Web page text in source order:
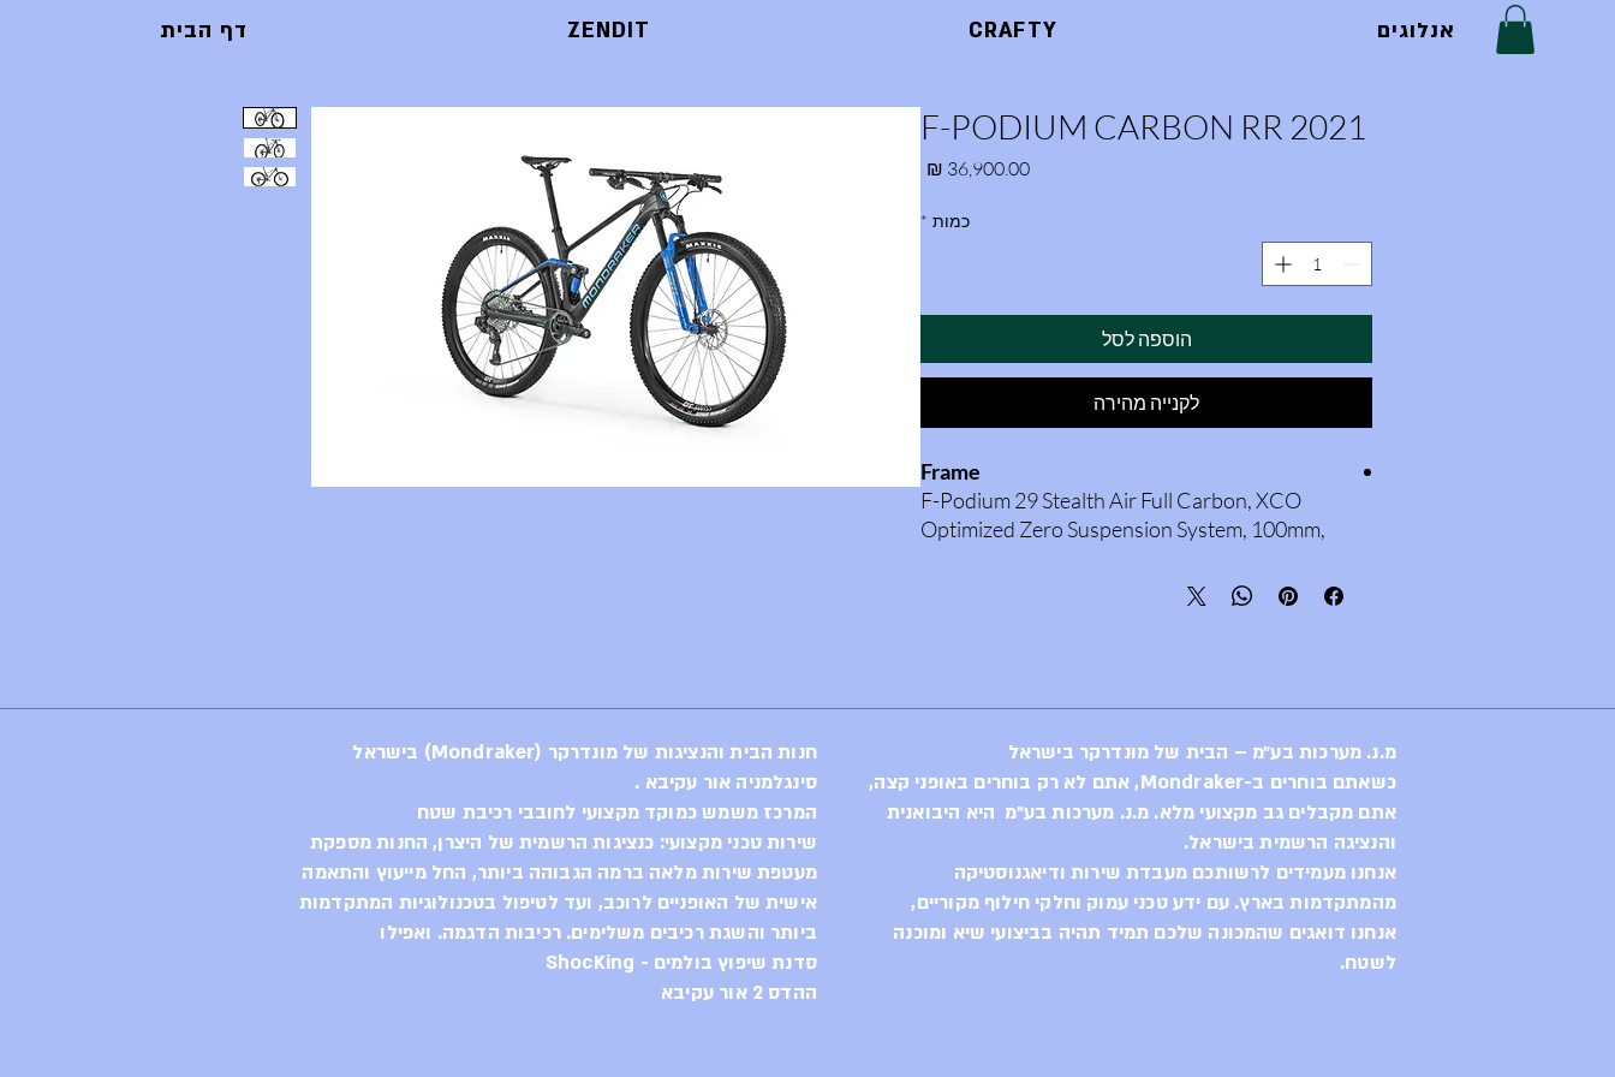
דף הבית ZENDIT CRAFTY אנלוגים
F-PODIUM CARBON RR 2021
כמות *
הוספה לסל
לקנייה מהירה
Frame
F-Podium 29 Stealth Air Full Carbon, XCO
Optimized Zero Suspension System, 100mm,
upper link, BSA bottom bracket, tapered head
tube, HHG internal cable routing, dedicated 1X
S: 390mm / M: 420mm / L: 470mm / XL: 510mm
Rear shock
Rockshox SID Luxe Ultimate RLR Debonair,
185x47.5mm. Settings: OneLock 2 position
remote compression (open/lock), low-speed
rebound, air preload. Trunnion top mount,
22.2x10mm bottom bushings
חנות הבית והנציגות של מונדרקר (Mondraker) בישראל
סינגלמניה אור עקיבא .
המרכז משמש כמוקד מקצועי לחובבי רכיבת שטח
שירות טכני מקצועי: כנציגות הרשמית של היצרן, החנות מספקת
מעטפת שירות מלאה ברמה הגבוהה ביותר, החל מייעוץ והתאמה
אישית של האופניים לרוכב, ועד לטיפול בטכנולוגיות המתקדמות
ביותר והשגת רכיבים משלימים. רכיבות הדגמה. ואפילו
סדנת שיפוץ בולמים - ShocKing
ההדס 2 אור עקיבא
מ.נ. מערכות בע״מ – הבית של מונדרקר בישראל
כשאתם בוחרים ב-Mondraker, אתם לא רק בוחרים באופני קצה,
אתם מקבלים גב מקצועי מלא. מ.נ. מערכות בע״מ היא היבואנית
והנציגה הרשמית בישראל.
אנחנו מעמידים לרשותכם מעבדת שירות ודיאגנוסטיקה
מהמתקדמות בארץ. עם ידע טכני עמוק וחלקי חילוף מקוריים,
אנחנו דואגים שהמכונה שלכם תמיד תהיה בביצועי שיא ומוכנה
לשטח.